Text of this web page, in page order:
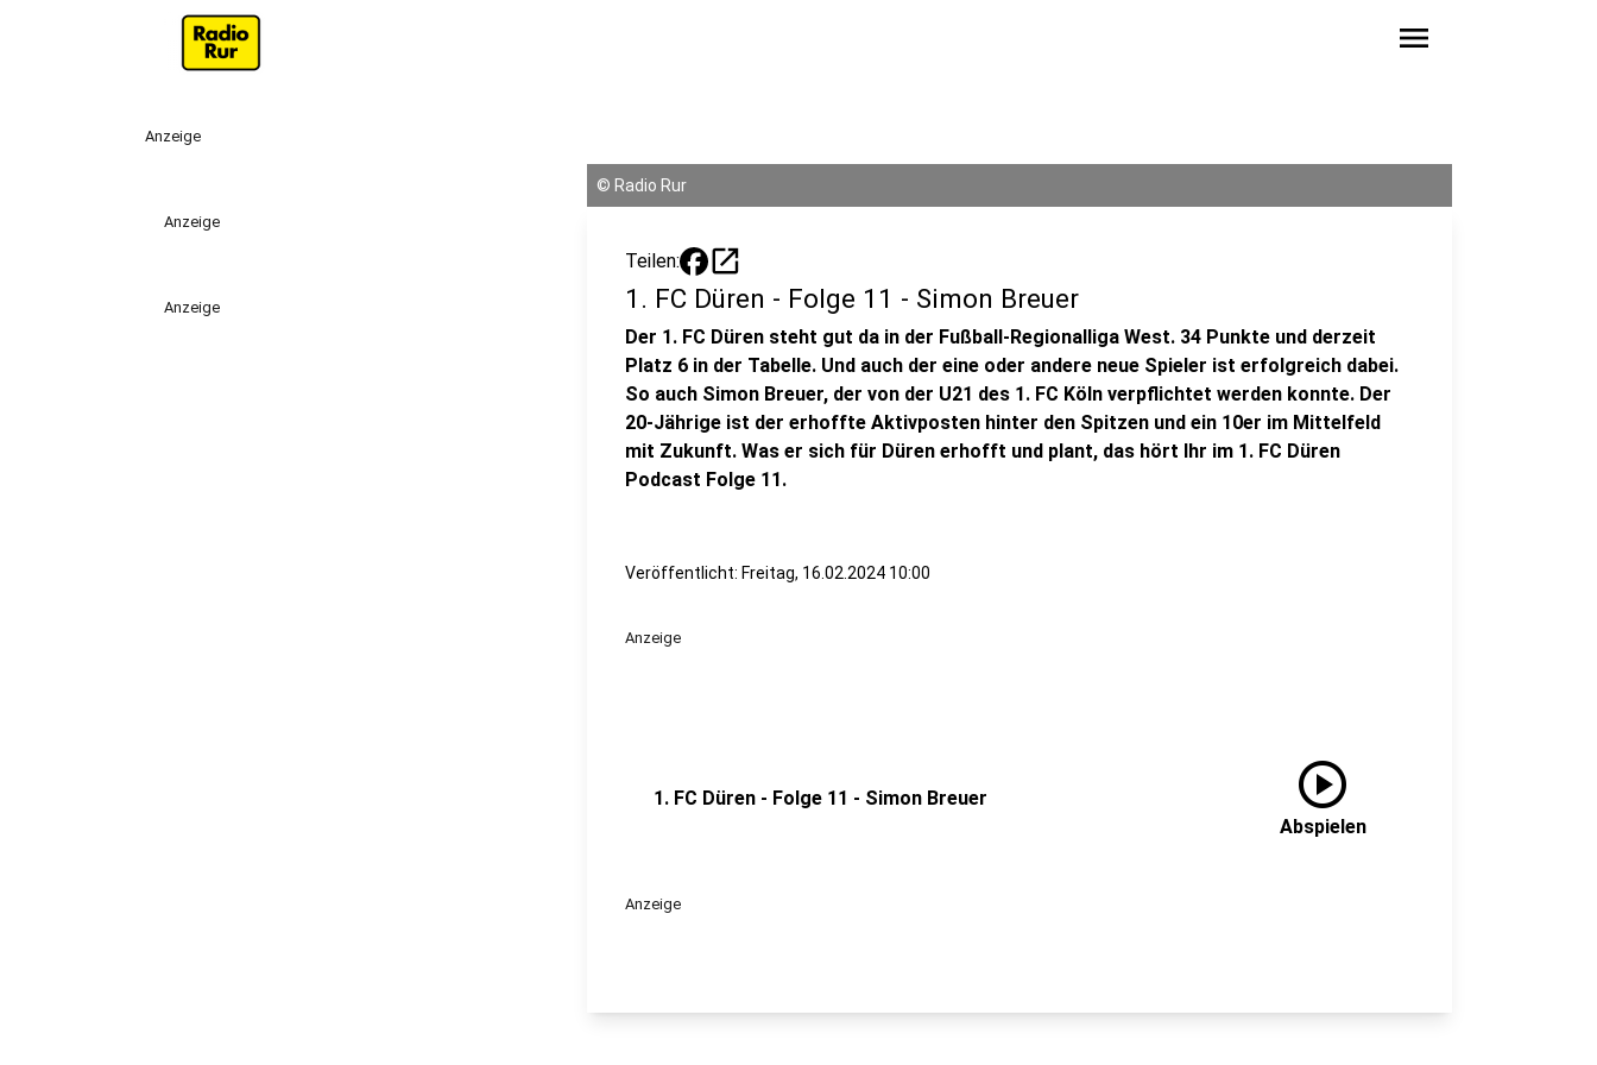
menu
Anzeige
Anzeige
Anzeige
© Radio Rur
Teilen: open_in_new
1. FC Düren - Folge 11 - Simon Breuer
Der 1. FC Düren steht gut da in der Fußball-Regionalliga West. 34 Punkte und derzeit
Platz 6 in der Tabelle. Und auch der eine oder andere neue Spieler ist erfolgreich dabei.
So auch Simon Breuer, der von der U21 des 1. FC Köln verpflichtet werden konnte. Der
20-Jährige ist der erhoffte Aktivposten hinter den Spitzen und ein 10er im Mittelfeld
mit Zukunft. Was er sich für Düren erhofft und plant, das hört Ihr im 1. FC Düren
Podcast Folge 11.
Veröffentlicht: Freitag, 16.02.2024 10:00
Anzeige
1. FC Düren - Folge 11 - Simon Breuer play_circle
Abspielen
Anzeige